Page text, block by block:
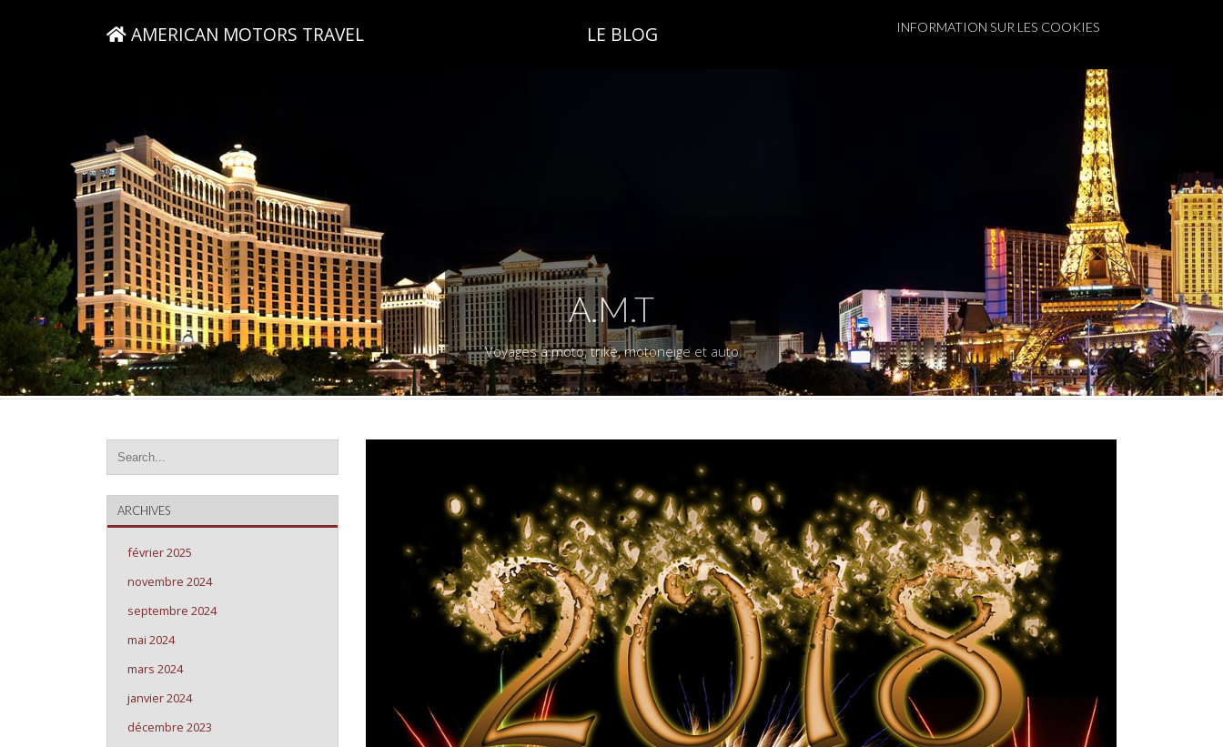
AMERICAN MOTORS TRAVEL LE BLOG INFORMATION SUR LES COOKIES
A.M.T
Voyages à moto, trike, motoneige et auto
ARCHIVES
février 2025
novembre 2024
septembre 2024
mai 2024
mars 2024
janvier 2024
décembre 2023